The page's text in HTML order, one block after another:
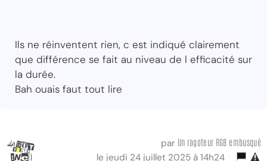
Ils ne réinventent rien, c est indiqué clairement
que différence se fait au niveau de l efficacité sur
la durée.
Bah ouais faut tout lire
par Un ragoteur RGB embusqué
le jeudi 24 juillet 2025 à 14h24